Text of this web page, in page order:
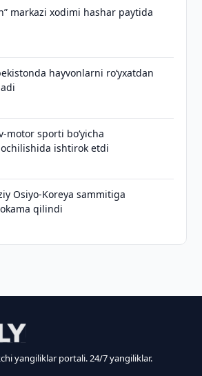
markazi xodimi hashar paytida
hayvonlarni ro‘yxatdan
motor sporti bo‘yicha
ishtirok etdi
Osiyo-Koreya sammitiga
qilindi
yangiliklar portali. 24/7 yangiliklar.